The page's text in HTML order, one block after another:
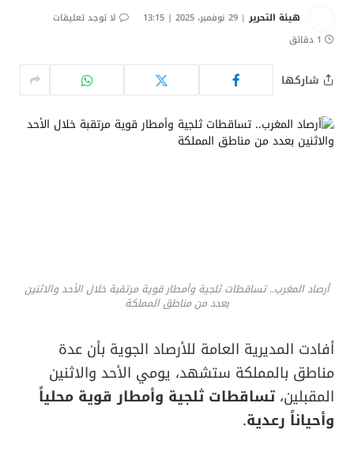
هيئة التحرير 29 نوفمبر، 2025 | 13:15
لا توجد تعليقات
1 دقائق
شاركها
أرصاد المغرب.. تساقطات ثلجية وأمطار قوية مرتقبة خلال الأحد والاثنين
بعدد من مناطق المملكة
أفادت المديرية العامة للأرصاد الجوية بأن عدة
مناطق بالمملكة ستشهد، يومي الأحد والاثنين
المقبلين، تساقطات ثلجية وأمطار قوية محلياً
وأحياناً رعدية.